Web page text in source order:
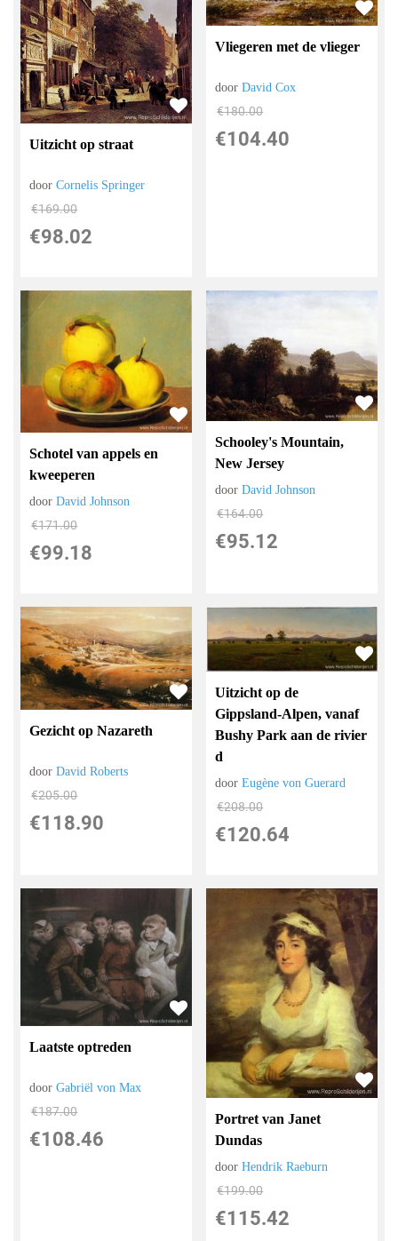
Uitzicht op straat
doorCornelis Springer
€169.00
€98.02
Vliegeren met de vlieger
doorDavid Cox
€180.00
€104.40
Schotel van appels en
kweeperen
doorDavid Johnson
€171.00
€99.18
Schooley's Mountain,
New Jersey
doorDavid Johnson
€164.00
€95.12
Gezicht op Nazareth
doorDavid Roberts
€205.00
€118.90
Uitzicht op de
Gippsland-Alpen, vanaf
Bushy Park aan de rivier
d
doorEugène von Guerard
€208.00
€120.64
Laatste optreden
doorGabriël von Max
€187.00
€108.46
Portret van Janet
Dundas
doorHendrik Raeburn
€199.00
€115.42